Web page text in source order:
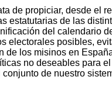
de propiciar, desde el
estatutarias de las
del calendario
electorales posibles,
de los misinos en
no deseables para el
de nuestro